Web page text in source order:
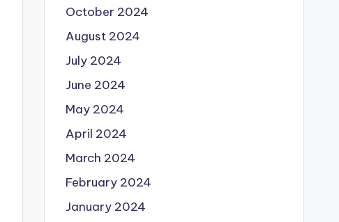
October 2024
August 2024
July 2024
June 2024
May 2024
April 2024
March 2024
February 2024
January 2024